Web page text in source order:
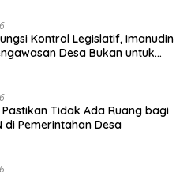
Kontrol Legislatif, Imanudin
Desa Bukan untuk
Pastikan Tidak Ada Ruang bagi
di Pemerintahan Desa